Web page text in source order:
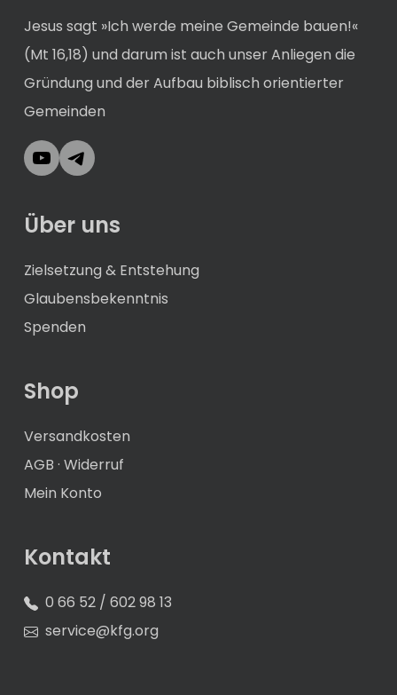
Jesus sagt »Ich werde meine Gemeinde bauen!«
(Mt 16,18) und darum ist auch unser Anliegen die
Gründung und der Aufbau biblisch orientierter
Gemeinden
YouTubeTelegram
Über uns
Zielsetzung & Entstehung
Glaubensbekenntnis
Spenden
Shop
Versandkosten
AGB · Widerruf
Mein Konto
Kontakt
0 66 52 / 602 98 13
service@kfg.org